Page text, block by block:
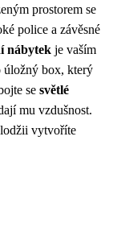
prostorem se
police a závěsné
nábytek je vaším
úložný box, který
se světlé
mu vzdušnost.
vytvoříte